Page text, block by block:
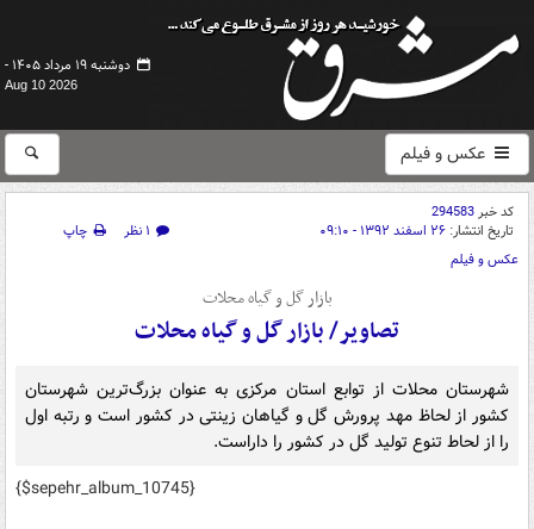
دوشنبه ۱۹ مرداد ۱۴۰۵ -
Aug 10 2026
عکس و فیلم
کد خبر294583
تاریخ انتشار: ۲۶ اسفند ۱۳۹۲ - ۰۹:۱۰ ۱ نظر
چاپ
عکس و فیلم
بازار گل و گیاه محلات
تصاویر/ بازار گل و گیاه محلات
شهرستان محلات از توابع استان مرکزی به عنوان بزرگ‌ترین شهرستان
کشور از لحاظ مهد پرورش گل و گیاهان زینتی در کشور است و رتبه اول
را از لحاط تنوع تولید گل در کشور را داراست.
{$sepehr_album_10745}